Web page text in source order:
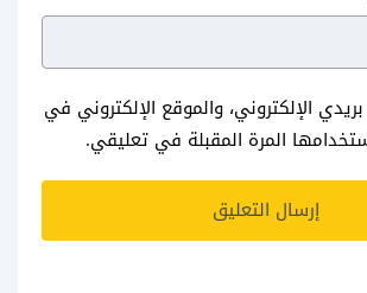
الإلكتروني، والموقع الإلكتروني في
المرة المقبلة في تعليقي.